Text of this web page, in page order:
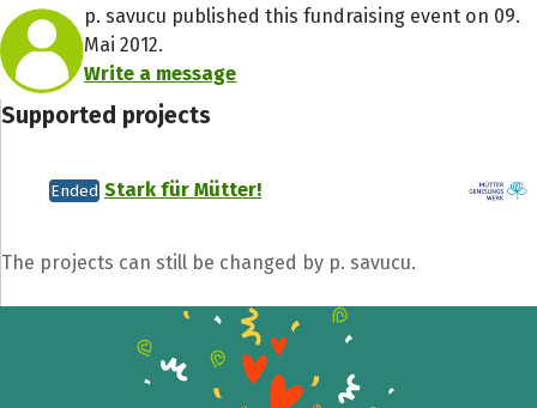
p. savucu published this fundraising event on 09.
Mai 2012.
Write a message
Supported projects
Ended Stark für Mütter!
The projects can still be changed by p. savucu.